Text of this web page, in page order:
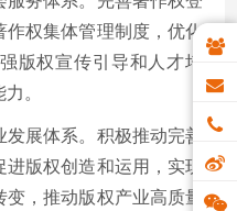
权集体管理制度，优化
版权宣传引导和人才培
。
展体系。积极推动完善
版权创造和运用，实现
，推动版权产业高质量